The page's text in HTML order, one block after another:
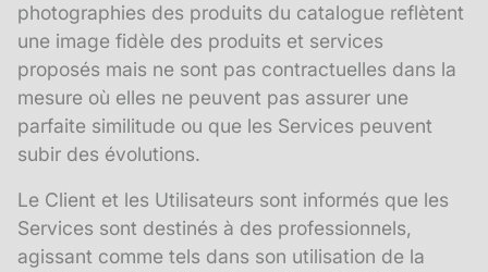
photographies des produits du catalogue reflètent
une image fidèle des produits et services
proposés mais ne sont pas contractuelles dans la
mesure où elles ne peuvent pas assurer une
parfaite similitude ou que les Services peuvent
subir des évolutions.
Le Client et les Utilisateurs sont informés que les
Services sont destinés à des professionnels,
agissant comme tels dans son utilisation de la